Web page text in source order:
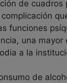
de cuadros
funciones
una mayor
a la
de